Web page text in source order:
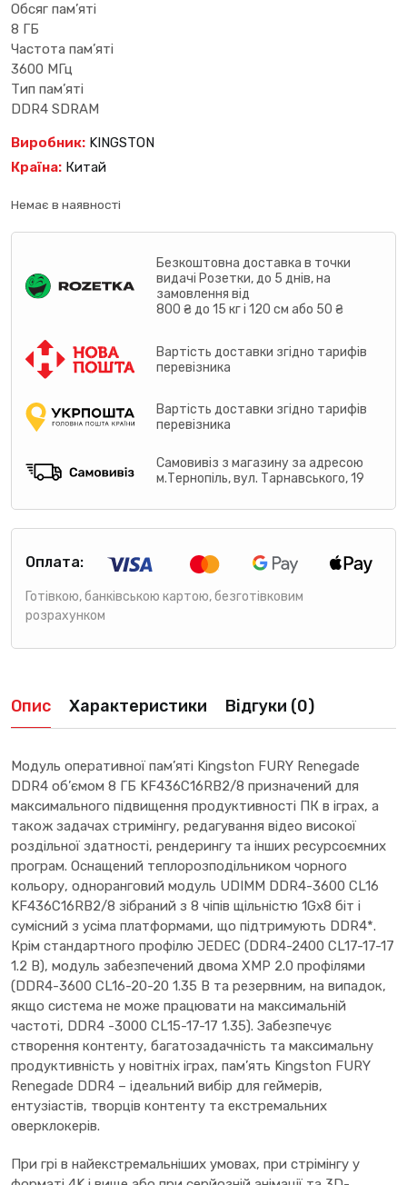
Обсяг пам’яті
8 ГБ
Частота пам’яті
3600 МГц
Тип пам’яті
DDR4 SDRAM
Виробник: KINGSTON
Країна: Китай
Немає в наявності
Безкоштовна доставка в точки
видачі Розетки, до 5 днів, на
замовлення від
800 ₴ до 15 кг і 120 см або 50 ₴
Вартість доставки згідно тарифів
перевізника
Вартість доставки згідно тарифів
перевізника
Самовивіз з магазину за адресою
м.Тернопіль, вул. Тарнавського, 19
Оплата:
Готівкою, банківською картою, безготівковим
розрахунком
Опис Характеристики Відгуки (0)
Модуль оперативної пам’яті Kingston FURY Renegade
DDR4 об’ємом 8 ГБ KF436C16RB2/8 призначений для
максимального підвищення продуктивності ПК в іграх, а
також задачах стримінгу, редагування відео високої
роздільної здатності, рендерингу та інших ресурсоємних
програм. Оснащений теплорозподільником чорного
кольору, одноранговий модуль UDIMM DDR4-3600 CL16
KF436C16RB2/8 зібраний з 8 чіпів щільністю 1Gx8 біт і
сумісний з усіма платформами, що підтримують DDR4*.
Крім стандартного профілю JEDEC (DDR4-2400 CL17-17-17
1.2 В), модуль забезпечений двома XMP 2.0 профілями
(DDR4-3600 CL16-20-20 1.35 В та резервним, на випадок,
якщо система не може працювати на максимальній
частоті, DDR4 -3000 CL15-17-17 1.35). Забезпечує
створення контенту, багатозадачність та максимальну
продуктивність у новітніх іграх, пам’ять Kingston FURY
Renegade DDR4 – ідеальний вибір для геймерів,
ентузіастів, творців контенту та екстремальних
оверклокерів.
При грі в найекстремальніших умовах, при стрімінгу у